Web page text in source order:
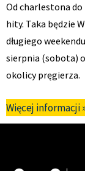
Od charlestona
hity. Taka będzie
długiego
sierpnia (sobota)
okolicy pręgierza.
Więcej informacji